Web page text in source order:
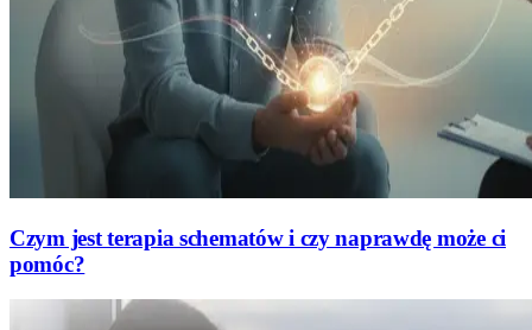
Czym jest terapia schematów i czy naprawdę może ci
pomóc?